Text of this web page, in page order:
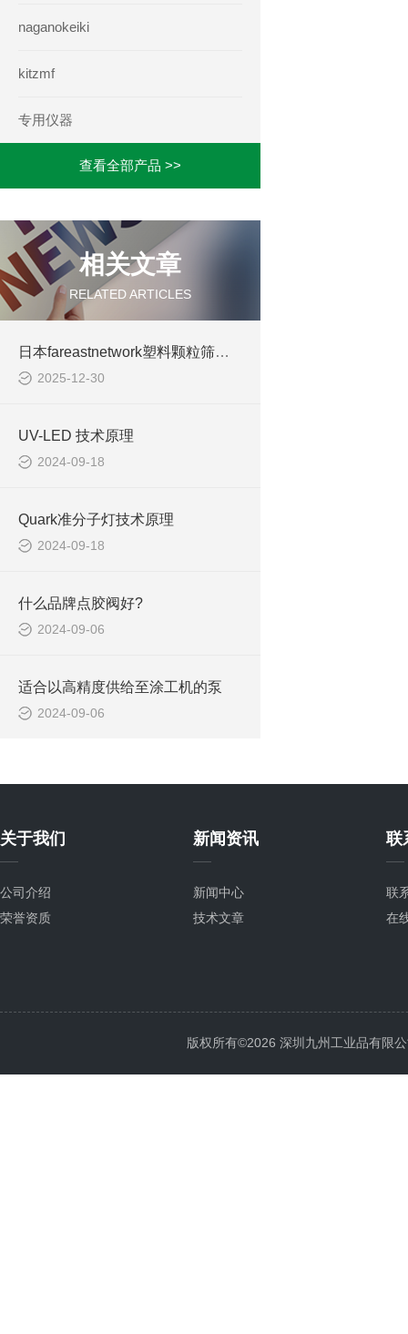
naganokeiki
kitzmf
专用仪器
查看全部产品 >>
相关文章
RELATED ARTICLES
日本fareastnetwork塑料颗粒筛分机
2025-12-30
UV-LED 技术原理
2024-09-18
Quark准分子灯技术原理
2024-09-18
什么品牌点胶阀好?
2024-09-06
适合以高精度供给至涂工机的泵
2024-09-06
关于我们
公司介绍
荣誉资质
新闻资讯
新闻中心
技术文章
联
联
在
版权所有©2026 深圳九州工业品有限